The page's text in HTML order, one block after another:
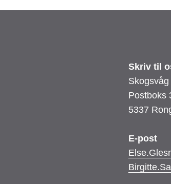
Skriv til
Postboks
5337
E-post